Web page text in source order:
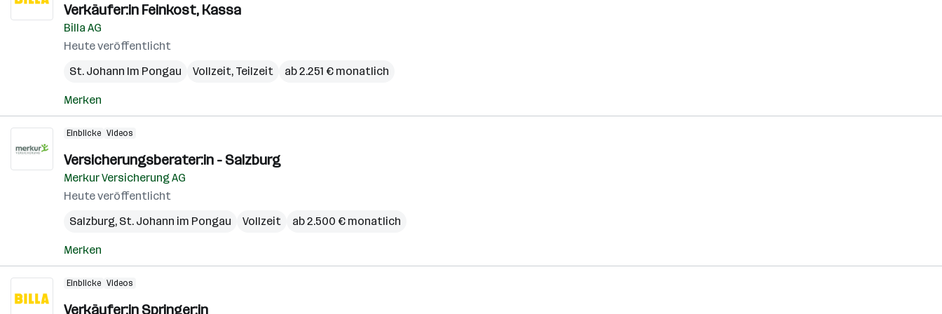
Verkäufer:in Feinkost, Kassa
Billa AG
Heute veröffentlicht
St. Johann Im Pongau
Vollzeit, Teilzeit ab 2.251 € monatlich
Merken
Einblicke Videos
Versicherungsberater:in - Salzburg
Merkur Versicherung AG
Heute veröffentlicht
Salzburg, St. Johann im Pongau Vollzeit ab 2.500 € monatlich
Merken
Einblicke Videos
Verkäufer:in Springer:in